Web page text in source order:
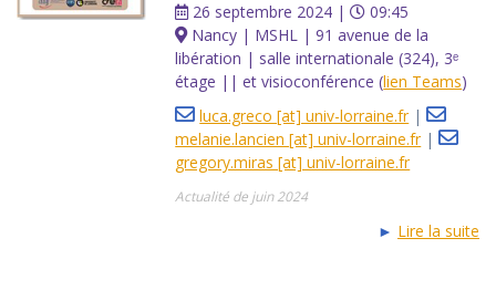
26 septembre 2024 |
09:45
Nancy | MSHL | 91 avenue de la
libération | salle internationale (324), 3ᵉ
étage || et visioconférence (lien Teams)
luca.greco [at] univ-lorraine.fr|
melanie.lancien [at] univ-lorraine.fr|
gregory.miras [at] univ-lorraine.fr
Actualité de juin 2024
► Lire la suite